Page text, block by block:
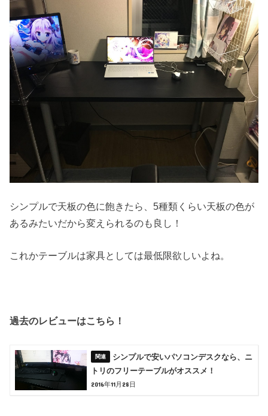
シンプルで天板の色に飽きたら、5種類くらい天板の色が
あるみたいだから変えられるのも良し！
これかテーブルは家具としては最低限欲しいよね。
過去のレビューはこちら！
シンプルで安いパソコンデスクなら、ニ
トリのフリーテーブルがオススメ！
2016年11月28日